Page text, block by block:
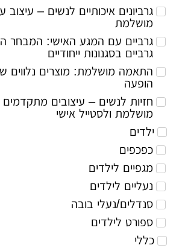
גרביונים איכותיים לנשים – עיצוב עדכני
מושלמת
גרביים עם המגע האישי: המבחר
גרביים בסגנונות ייחודיים
התאמה מושלמת: מוצרים נלווים
חזיות לנשים – עיצובים מתקדמים
מושלמת ולסטייל אישי
ילדים
כפכפים
מגפיים לילדים
נעליים לילדים
סנדלים/נעלי בובה
ספורט לילדים
כללי